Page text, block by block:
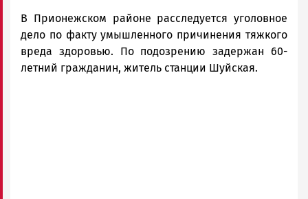
и
Карелии
|
Петрозаводск
В Прионежском районе расследуется уголовное
дело по факту умышленного причинения тяжкого
вреда здоровью. По подозрению задержан 60-
летний гражданин, житель станции Шуйская.